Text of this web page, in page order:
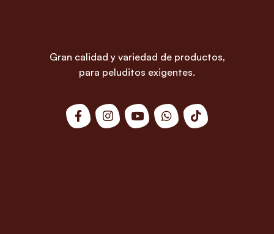
Gran calidad y variedad de productos,
para peluditos exigentes.